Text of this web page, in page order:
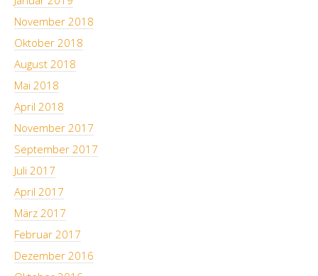
November 2018
Oktober 2018
August 2018
Mai 2018
April 2018
November 2017
September 2017
Juli 2017
April 2017
März 2017
Februar 2017
Dezember 2016